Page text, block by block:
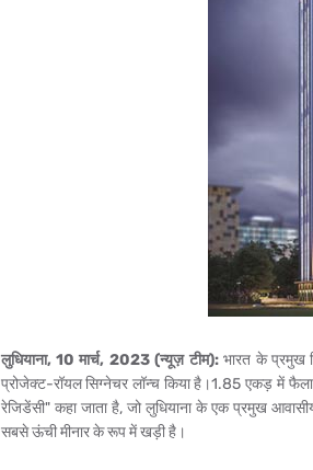
लुधियाना, 10 मार्च, 2023 (न्यूज़ टीम):भारत के प्रमुख
प्रोजेक्ट-रॉयल सिग्नेचर लॉन्च किया है।1.85 एकड़ में
रेजिडेंसी" कहा जाता है, जो लुधियाना के एक प्रमुख
सबसे ऊंची मीनार के रूप में खड़ी है।